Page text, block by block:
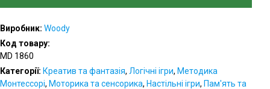
кульками
шестернями
кількість
Виробник: Woody
Код товару:
MD 1860
Категорії: Креатив та фантазія, Логічні ігри, Методика
Монтессорі, Моторика та сенсорика, Настільні ігри, Пам'ять та